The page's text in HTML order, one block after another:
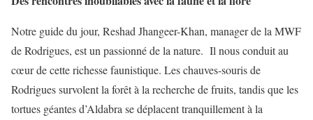
Notre guide du jour, Reshad Jhangeer-Khan, manager de la MWF
de Rodrigues, est un passionné de la nature. Il nous conduit au
cœur de cette richesse faunistique. Les chauves-souris de
Rodrigues survolent la forêt à la recherche de fruits, tandis que les
tortues géantes d’Aldabra se déplacent tranquillement à la